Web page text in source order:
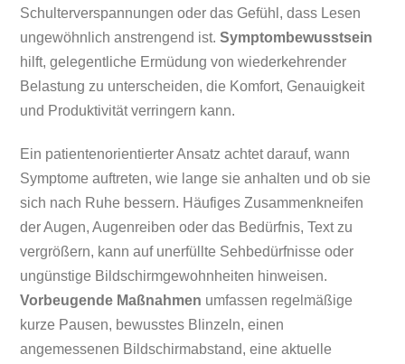
Schulterverspannungen oder das Gefühl, dass Lesen
ungewöhnlich anstrengend ist.Symptombewusstsein
hilft, gelegentliche Ermüdung von wiederkehrender
Belastung zu unterscheiden, die Komfort, Genauigkeit
und Produktivität verringern kann.
Ein patientenorientierter Ansatz achtet darauf, wann
Symptome auftreten, wie lange sie anhalten und ob sie
sich nach Ruhe bessern. Häufiges Zusammenkneifen
der Augen, Augenreiben oder das Bedürfnis, Text zu
vergrößern, kann auf unerfüllte Sehbedürfnisse oder
ungünstige Bildschirmgewohnheiten hinweisen.
Vorbeugende Maßnahmen umfassen regelmäßige
kurze Pausen, bewusstes Blinzeln, einen
angemessenen Bildschirmabstand, eine aktuelle